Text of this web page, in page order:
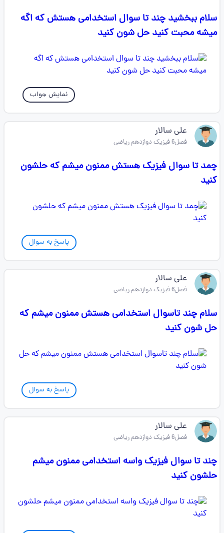
سلام ببخشید چند تا سوال استخدامی هستش که اگه
میشه محبت کنید حل شون کنید
نمایش جواب
علی سالار
فصل6 فیزیک دوازدهم ریاضی
چمد تا سوال فیزیک هستش ممنون میشم که حلشون
کنید
پاسخ به سوال
علی سالار
فصل6 فیزیک دوازدهم ریاضی
سلام چند تاسوال استخدامی هستش ممنون میشم که
حل شون کنید
پاسخ به سوال
علی سالار
فصل6 فیزیک دوازدهم ریاضی
چند تا سوال فیزیک واسه استخدامی ممنون میشم
حلشون کنید